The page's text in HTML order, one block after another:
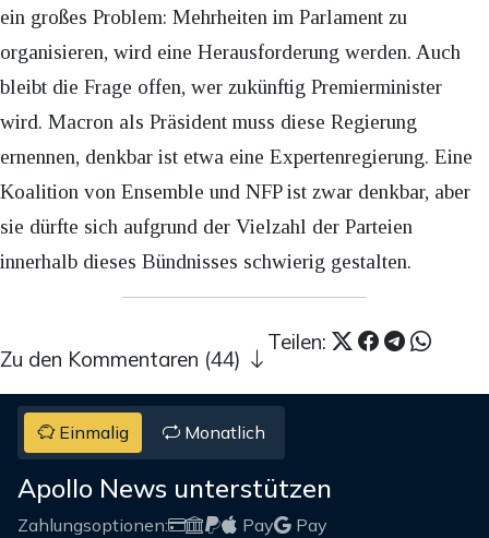
ein großes Problem: Mehrheiten im Parlament zu
organisieren, wird eine Herausforderung werden. Auch
bleibt die Frage offen, wer zukünftig Premierminister
wird. Macron als Präsident muss diese Regierung
ernennen, denkbar ist etwa eine Expertenregierung. Eine
Koalition von Ensemble und NFP ist zwar denkbar, aber
sie dürfte sich aufgrund der Vielzahl der Parteien
innerhalb dieses Bündnisses schwierig gestalten.
Teilen:
Zu den Kommentaren (44)
Einmalig Monatlich
Apollo News unterstützen
Zahlungsoptionen: Pay
Pay